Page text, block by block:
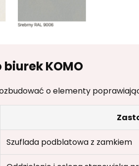
KOMO
o elementy
Szuflada podblatowa z zamkiem